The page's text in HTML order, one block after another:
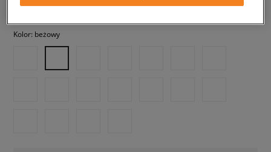
✛ 530 PKT. WSIZEERCLUB
Kolor: beżowy